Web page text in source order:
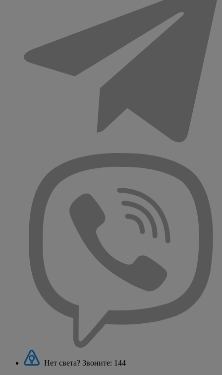
Нет света? Звоните: 144